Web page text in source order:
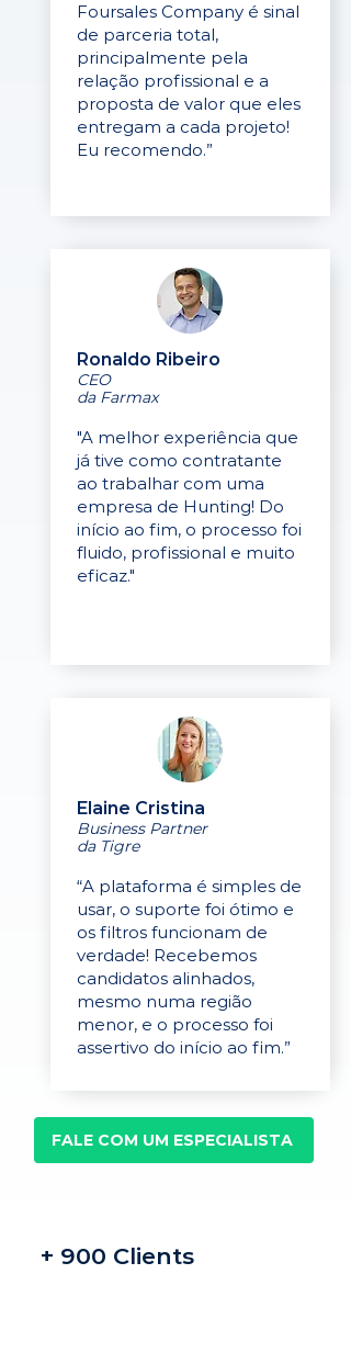
Foursales Company é sinal
de parceria total,
principalmente pela
relação profissional e a
proposta de valor que eles
entregam a cada projeto!
Eu recomendo.”
Ronaldo Ribeiro
CEO
da Farmax
"A melhor experiência que
já tive como contratante
ao trabalhar com uma
empresa de Hunting! Do
início ao fim, o processo foi
fluido, profissional e muito
eficaz."
Elaine Cristina
Business Partner
da Tigre
“A plataforma é simples de
usar, o suporte foi ótimo e
os filtros funcionam de
verdade! Recebemos
candidatos alinhados,
mesmo numa região
menor, e o processo foi
assertivo do início ao fim.”
FALE COM UM ESPECIALISTA
+ 900 Clients